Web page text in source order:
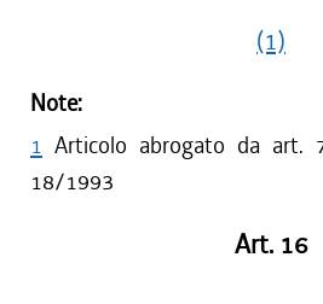
(1)
Note:
1 Articolo abrogato da art.
18/1993
Art. 16